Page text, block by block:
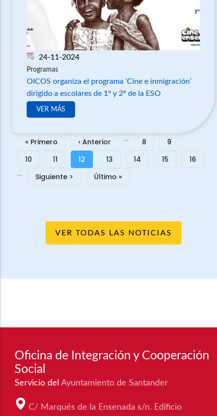
24-11-2024
Programas
OICOS organiza el programa ‘Cine e inmigración’
dirigido a escolares de 1º y 2º de la ESO
VER MÁS
Pagination
First
page
« Primero
Previous
page
‹ Anterior … Page
8 Page
9
Page
10 Page
11
Current
page
12 Page
13 Page
14 Page
15 Page
16
…
Next
Siguiente >
Last
Último »
VER TODAS LAS NOTICIAS
Oficina de Integración y Cooperación
Social
Servicio del Ayuntamiento de Santander
C/ Marqués de la Ensenada s/n. Edificio